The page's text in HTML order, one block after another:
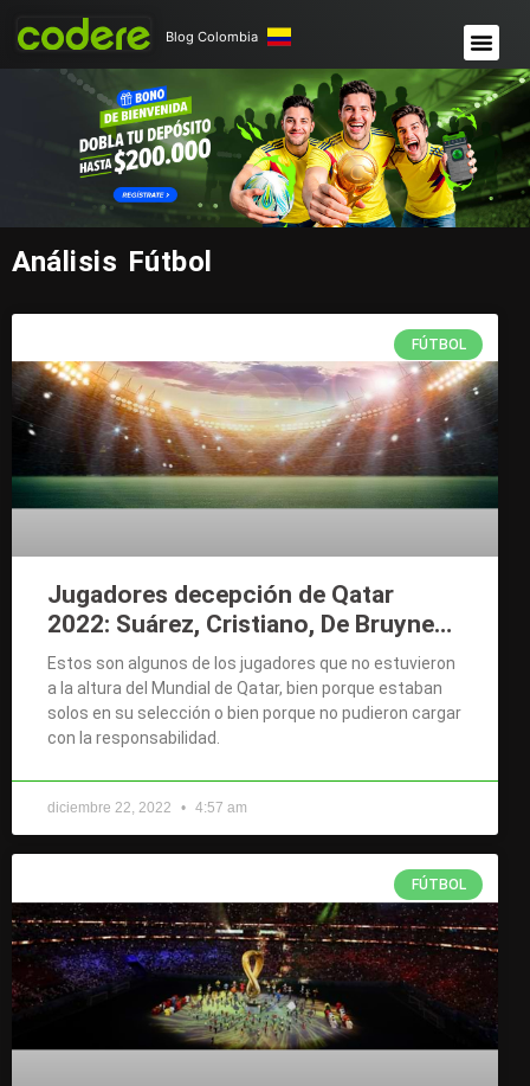
Blog Colombia
Análisis Fútbol
FÚTBOL
Jugadores decepción de Qatar
2022: Suárez, Cristiano, De Bruyne…
Estos son algunos de los jugadores que no estuvieron
a la altura del Mundial de Qatar, bien porque estaban
solos en su selección o bien porque no pudieron cargar
con la responsabilidad.
diciembre 22, 2022 4:57 am
FÚTBOL